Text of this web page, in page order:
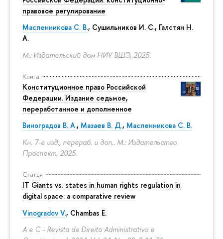
правовое регулирование
Масленникова С. В., Сушильников И. С., Галстян Н.
А.
М.: Издательский дом НИУ ВШЭ, 2025.
Книга
Конституционное право Российской
Федерации. Издание седьмое,
переработанное и дополненное
Виноградов В. А., Мазаев В. Д., Масленникова С. В.
Кн. 7-е изд., перераб. и доп.. М.: Издательство
Проспект, 2025.
Статья
IT Giants vs. states in human rights regulation in
digital space: a comparative review
Vinogradov V., Chambas E.
A e C - Revista de Direito Administrativo e